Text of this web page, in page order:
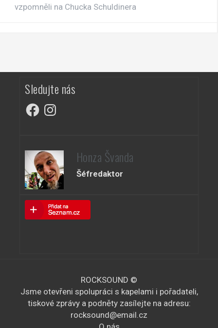
vzpomněli na Chucka Schuldinera
Sledujte nás
FacebookInstagram
Honza Švanda
Šéfredaktor
ROCKSOUND ©
Jsme otevřeni spolupráci s kapelami i pořadateli,
tiskové zprávy a podněty zasílejte na adresu:
rocksound@email.cz